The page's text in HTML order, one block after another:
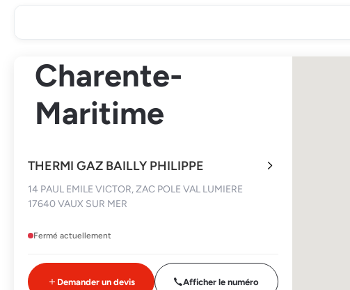
Charente-
Maritime
THERMI GAZ BAILLY PHILIPPE
14 PAUL EMILE VICTOR, ZAC POLE VAL LUMIERE
17640 VAUX SUR MER
Fermé actuellement
Demander un devis Afficher le numéro